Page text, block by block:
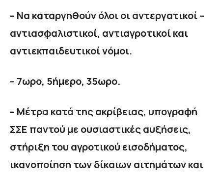
– Να καταργηθούν όλοι οι αντεργατικοί –
αντιασφαλιστικοί, αντιαγροτικοί και
αντιεκπαιδευτικοί νόμοι.
– 7ωρο, 5ήμερο, 35ωρο.
– Μέτρα κατά της ακρίβειας, υπογραφή
ΣΣΕ παντού με ουσιαστικές αυξήσεις,
στήριξη του αγροτικού εισοδήματος,
ικανοποίηση των δίκαιων αιτημάτων και